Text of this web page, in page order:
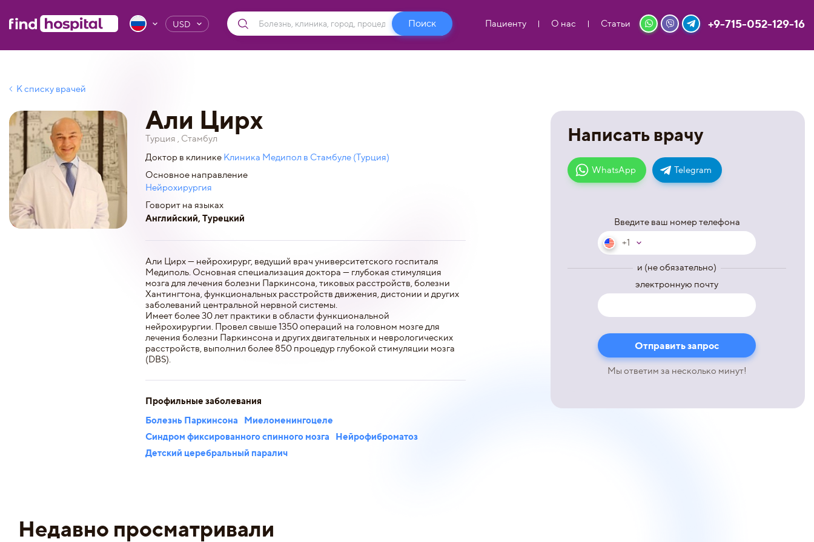
USD Пациенту О нас Статьи +9-715-052-129-16
К списку врачей
Написать врачу
WhatsApp Telegram
Введите ваш номер телефона
+1
и (не обязательно)
электронную почту
Мы ответим за несколько минут!
Али Цирх
Турция , Стамбул
Доктор в клинике Клиника Медипол в Стамбуле (Турция)
Основное направление
Нейрохирургия
Говорит на языках
Английский, Турецкий
Али Цирх — нейрохирург, ведущий врач университетского госпиталя
Медиполь. Основная специализация доктора — глубокая стимуляция
мозга для лечения болезни Паркинсона, тиковых расстройств, болезни
Хантингтона, функциональных расстройств движения, дистонии и других
заболеваний центральной нервной системы.
Имеет более 30 лет практики в области функциональной
нейрохирургии. Провел свыше 1350 операций на головном мозге для
лечения болезни Паркинсона и других двигательных и неврологических
расстройств, выполнил более 850 процедур глубокой стимуляции мозга
(DBS).
Профильные заболевания
Болезнь Паркинсона
Миеломенингоцеле
Синдром фиксированного спинного мозга
Нейрофиброматоз
Детский церебральный паралич
Недавно просматривали